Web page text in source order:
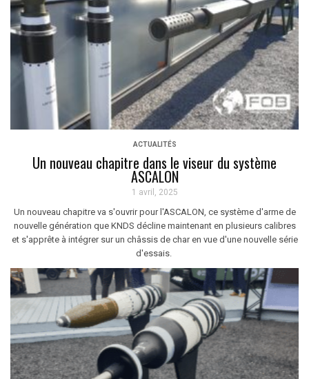
ACTUALITÉS
Un nouveau chapitre dans le viseur du système
ASCALON
1 avril, 2025
Un nouveau chapitre va s'ouvrir pour l'ASCALON, ce système d'arme de
nouvelle génération que KNDS décline maintenant en plusieurs calibres
et s'apprête à intégrer sur un châssis de char en vue d'une nouvelle série
d'essais.